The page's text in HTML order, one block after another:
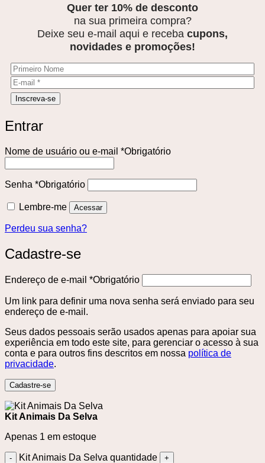
Quer ter 10% de desconto
na sua primeira compra?
Deixe seu e-mail aqui e receba cupons,
novidades e promoções!
Entrar
Nome de usuário ou e-mail *Obrigatório
Senha *Obrigatório
Lembre-me Acessar
Perdeu sua senha?
Cadastre-se
Endereço de e-mail *Obrigatório
Um link para definir uma nova senha será enviado para seu
endereço de e-mail.
Seus dados pessoais serão usados ​​apenas para apoiar sua
experiência em todo este site, para gerenciar o acesso à sua
conta e para outros fins descritos em nossa política de
privacidade.
Cadastre-se
Kit Animais Da Selva
Apenas 1 em estoque
Kit Animais Da Selva quantidade